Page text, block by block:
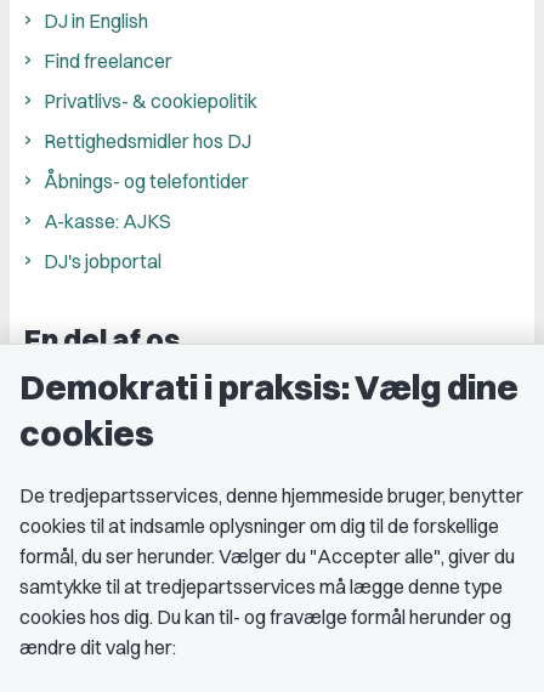
DJ in English
Find freelancer
Privatlivs- & cookiepolitik
Rettighedsmidler hos DJ
Åbnings- og telefontider
A-kasse: AJKS
DJ's jobportal
En del af os
Grupper og kredse
Studenterorganisationer
Medlemskab
Fordele som medlem
Kontingent
Demokrati i praksis: Vælg dine
cookies
De tredjepartsservices, denne hjemmeside bruger, benytter
cookies til at indsamle oplysninger om dig til de forskellige
formål, du ser herunder. Vælger du "Accepter alle", giver du
samtykke til at tredjepartsservices må lægge denne type
cookies hos dig. Du kan til- og fravælge formål herunder og
ændre dit valg her: